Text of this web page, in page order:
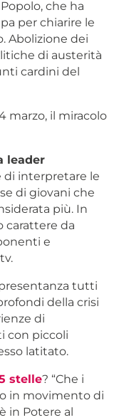
che ha
per chiarire le
Abolizione dei
di austerità
cardini del
marzo, il miracolo
leader
di interpretare le
di giovani che
più. In
carattere da
e
tutti
della crisi
di
con piccoli
latitato.
stelle? “Che i
in movimento di
in Potere al